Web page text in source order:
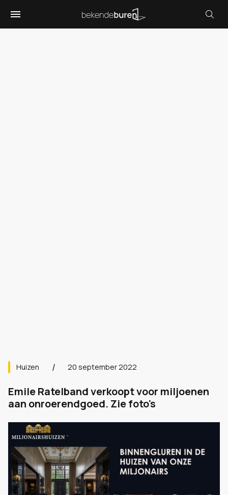
Huizen 20 september 2022
Emile Ratelband verkoopt voor miljoenen
aan onroerendgoed. Zie foto's